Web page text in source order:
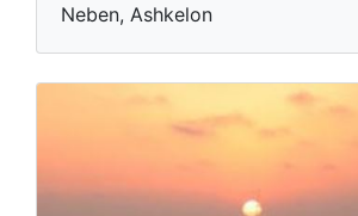
Neben, Ashkelon